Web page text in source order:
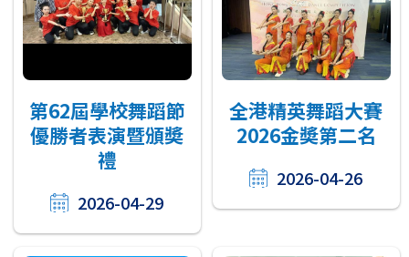
第62屆學校舞蹈節
優勝者表演暨頒奬
禮
2026-04-29
全港精英舞蹈大賽
2026金奬第二名
2026-04-26